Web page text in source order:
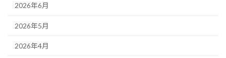
2026年6月
2026年5月
2026年4月